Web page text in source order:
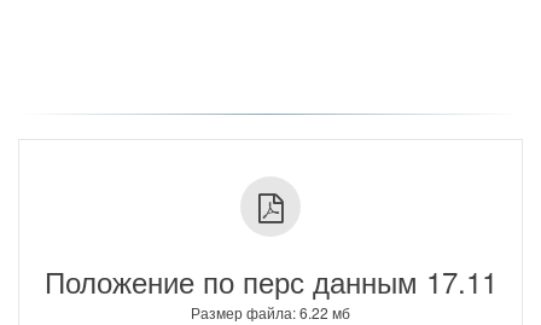
Положение по перс данным 17.11
Размер файла: 6.22 мб